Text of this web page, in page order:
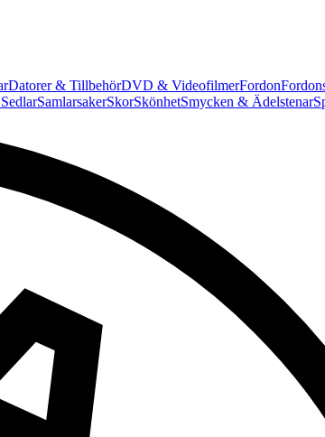
Datorer & TillbehörDVD & VideofilmerFordon
SamlarsakerSkorSkönhetSmycken & Ädelstenar